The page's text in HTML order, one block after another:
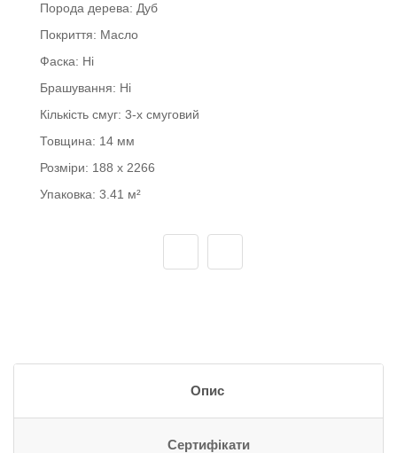
Порода дерева: Дуб
Покриття: Масло
Фаска: Ні
Брашування: Ні
Кількість смуг: 3-х смуговий
Товщина: 14 мм
Розміри: 188 x 2266
Упаковка: 3.41 м²
Опис
Сертифікати